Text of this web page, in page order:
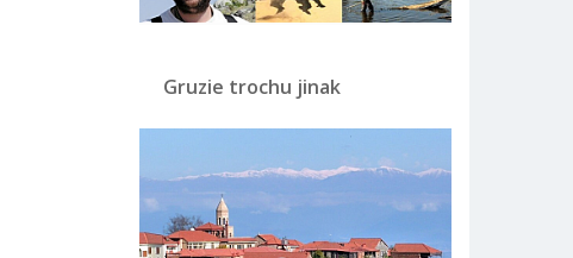
Gruzie trochu jinak